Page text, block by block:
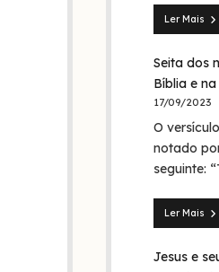
Ler Mais
Mateus
O
batismo
de
era
em
nome
da
Seita dos
Bíblia e
17/09/2023
O
notado
seguinte:
Ler Mais
Seita
Jesus e